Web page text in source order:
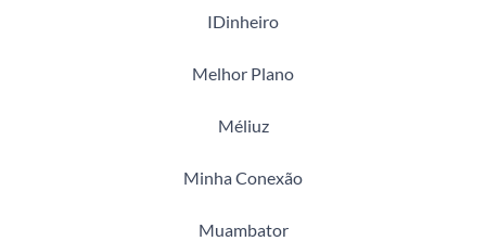
IDinheiro
Melhor Plano
Méliuz
Minha Conexão
Muambator